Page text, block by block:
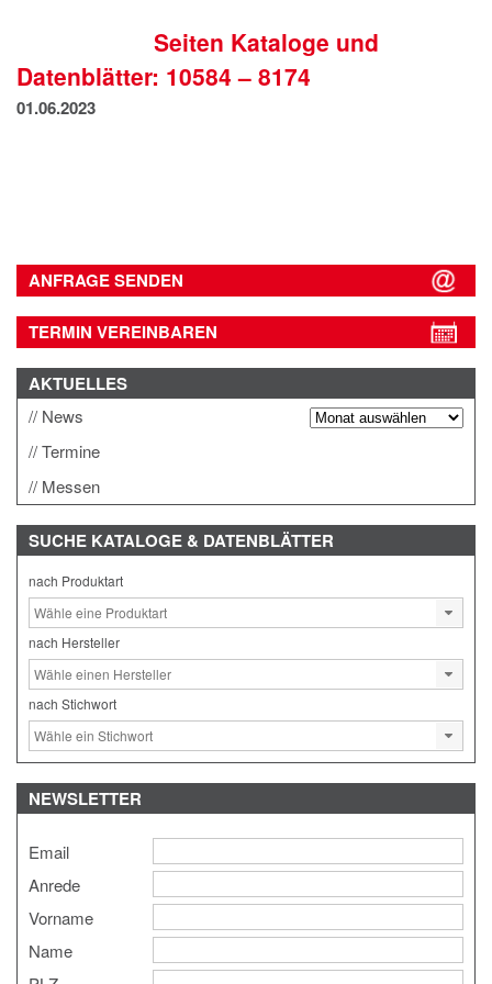
DATENSCHUTZSeiten Kataloge und
Datenblätter: 10584 – 8174
01.06.2023
ANFRAGE SENDEN
TERMIN VEREINBAREN
AKTUELLES
News
Termine
Messen
SUCHE KATALOGE & DATENBLÄTTER
nach Produktart
nach Hersteller
nach Stichwort
NEWSLETTER
Email
Anrede
Vorname
Name